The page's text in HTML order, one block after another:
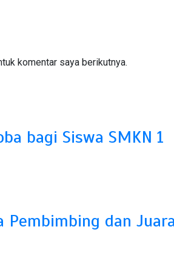
komentar saya berikutnya.
bagi Siswa SMKN 1
Pembimbing dan